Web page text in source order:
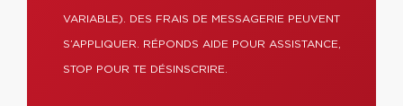
VARIABLE). DES FRAIS DE MESSAGERIE PEUVENT
S’APPLIQUER. RÉPONDS AIDE POUR ASSISTANCE,
STOP POUR TE DÉSINSCRIRE.